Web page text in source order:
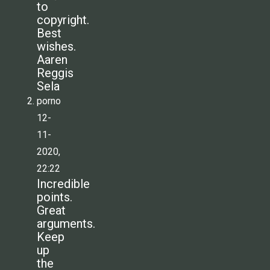
to
copyright.
Best
wishes.
Aaren
Reggis
Sela
porno
12-
11-
2020,
22:22
Incredible
points.
Great
arguments.
Keep
up
the